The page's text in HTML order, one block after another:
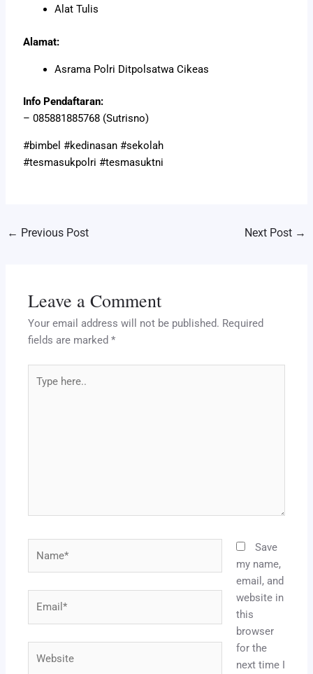
Alat Tulis
Alamat:
Asrama Polri Ditpolsatwa Cikeas
Info Pendaftaran:
– 085881885768 (Sutrisno)
#bimbel #kedinasan #sekolah
#tesmasukpolri #tesmasuktni
← Previous Post Next Post →
Leave a Comment
Your email address will not be published. Required
fields are marked*
here..
Save
my name,
email, and
website in
this
browser
for the
next time I